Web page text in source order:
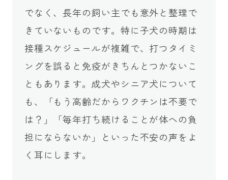
でなく、長年の飼い主でも意外と整理で
きていないものです。特に子犬の時期は
接種スケジュールが複雑で、打つタイミ
ングを誤ると免疫がきちんとつかないこ
ともあります。成犬やシニア犬について
も、「もう高齢だからワクチンは不要で
は？」「毎年打ち続けることが体への負
担にならないか」といった不安の声をよ
く耳にします。